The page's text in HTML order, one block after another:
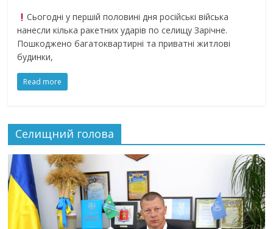
Сьогодні у першій половині дня російські війська
нанесли кілька ракетних ударів по селищу Зарічне.
Пошкоджено багатоквартирні та приватні житлові
будинки,
Read more
Селищний голова